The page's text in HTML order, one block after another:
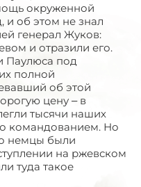
окруженной
и об этом не знал
генерал Жуков:
и отразили его.
Паулюса под
полной
об этой
цену – в
тысячи наших
командованием. Но
немцы были
на ржевском
туда такое